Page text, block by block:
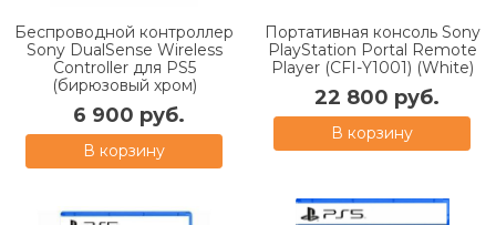
Беспроводной контроллер
Sony DualSense Wireless
Controller для PS5
(бирюзовый хром)
6 900 руб.
В корзину
Портативная консоль Sony
PlayStation Portal Remote
Player (CFI-Y1001) (White)
22 800 руб.
В корзину